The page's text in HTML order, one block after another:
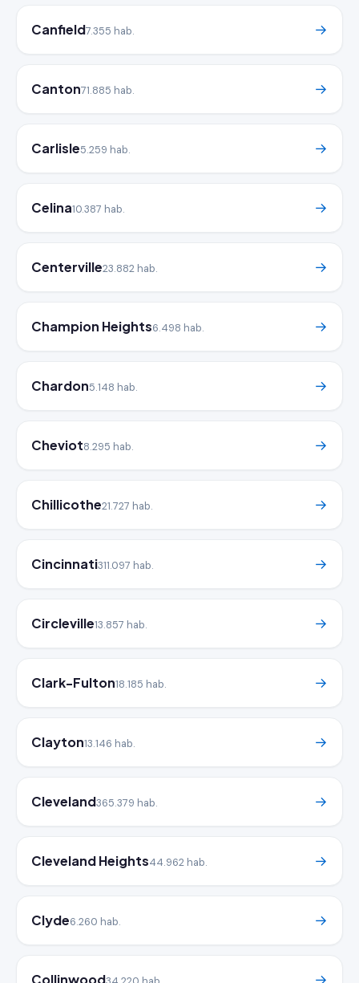
Canfield7.355 hab. →
Canton71.885 hab. →
Carlisle5.259 hab. →
Celina10.387 hab. →
Centerville23.882 hab. →
Champion Heights6.498 hab. →
Chardon5.148 hab. →
Cheviot8.295 hab. →
Chillicothe21.727 hab. →
Cincinnati311.097 hab. →
Circleville13.857 hab. →
Clark-Fulton18.185 hab. →
Clayton13.146 hab. →
Cleveland365.379 hab. →
Cleveland Heights44.962 hab. →
Clyde6.260 hab. →
Collinwood